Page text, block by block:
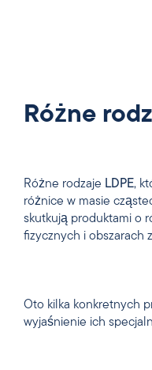
Różne
Różne rodzaje LDPE,
różnice w masie
skutkują produktami o
fizycznych i obszarach
Oto kilka konkretnych
wyjaśnienie ich